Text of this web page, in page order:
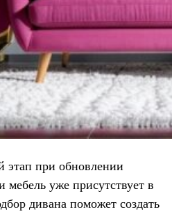
при обновлении
мебель уже присутствует в
дивана поможет создать